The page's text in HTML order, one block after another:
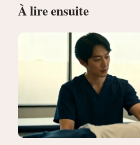
À lire ensuite